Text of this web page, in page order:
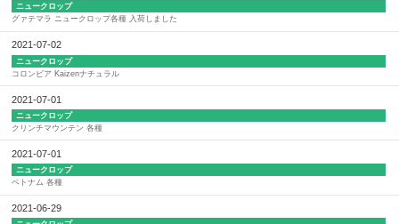
ニュークロップ
グァテマラ ニュークロップ各種 入荷しました
2021-07-02
ニュークロップ
コロンビア Kaizenナチュラル
2021-07-01
ニュークロップ
クリンチマウンテン 各種
2021-07-01
ニュークロップ
ベトナム 各種
2021-06-29